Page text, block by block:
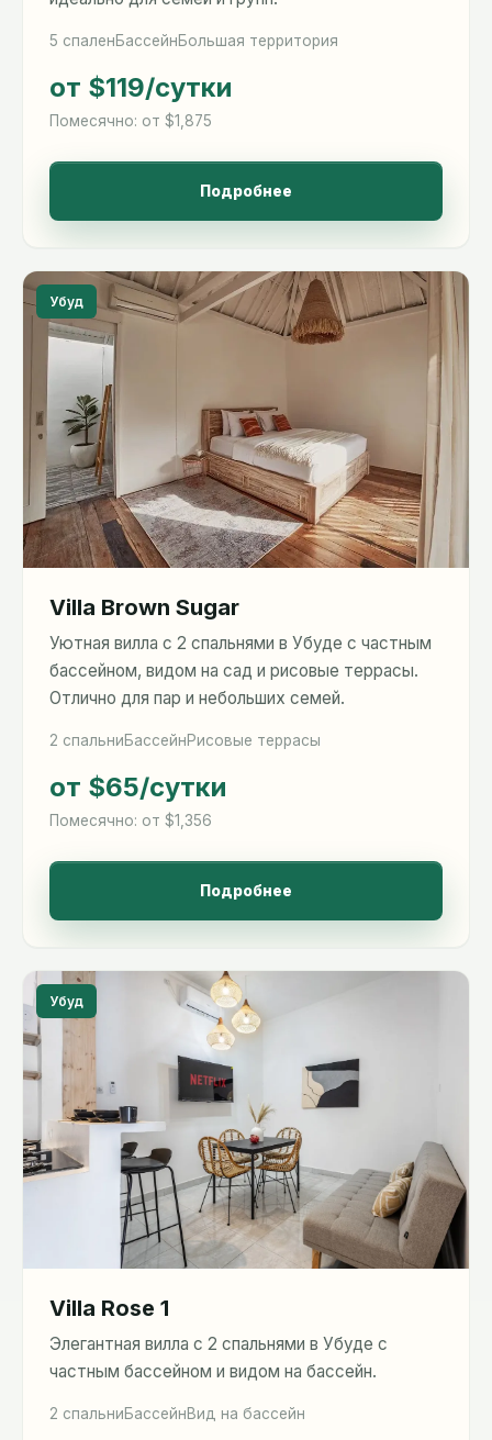
5 спаленБассейнБольшая территория
от $119/сутки
Помесячно: от $1,875
Подробнее
Убуд
Villa Brown Sugar
Уютная вилла с 2 спальнями в Убуде с частным
бассейном, видом на сад и рисовые террасы.
Отлично для пар и небольших семей.
2 спальниБассейнРисовые террасы
от $65/сутки
Помесячно: от $1,356
Подробнее
Убуд
Villa Rose 1
Элегантная вилла с 2 спальнями в Убуде с
частным бассейном и видом на бассейн.
2 спальниБассейнВид на бассейн